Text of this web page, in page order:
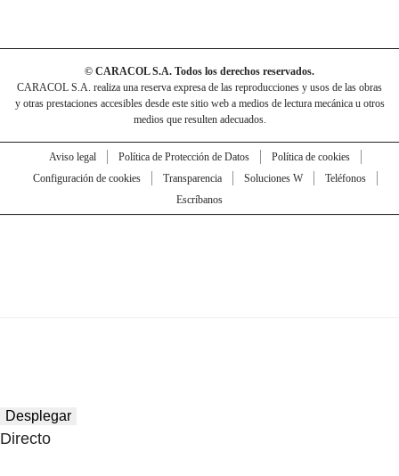
© CARACOL S.A. Todos los derechos reservados.
CARACOL S.A. realiza una reserva expresa de las reproducciones y usos de las obras
y otras prestaciones accesibles desde este sitio web a medios de lectura mecánica u otros
medios que resulten adecuados.
Aviso legal Política de Protección de Datos
Política de cookies
Configuración de cookies
Transparencia Soluciones W
Teléfonos
Escríbanos
Desplegar
Directo